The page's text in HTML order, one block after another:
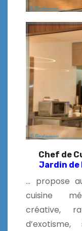
Chef de
Jardin de
… propose
cuisine
créative,